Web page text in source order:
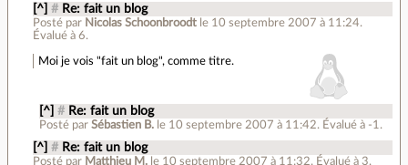
[^] # Re: fait un blog
Posté par Nicolas Schoonbroodt le 10 septembre 2007 à 11:24.
Évalué à6.
Moi je vois "fait un blog", comme titre.
[^] # Re: fait un blog
Posté par Sébastien B. le 10 septembre 2007 à 11:42. Évalué à -1 .
[^] # Re: fait un blog
Posté par Matthieu M. le 10 septembre 2007 à 11:32. Évalué à 3.